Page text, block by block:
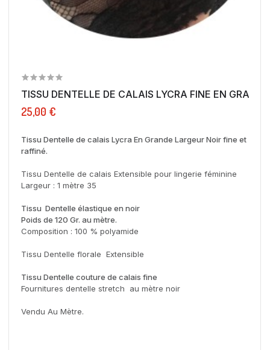
TISSU DENTELLE DE CALAIS LYCRA FINE EN
25,00 €
Tissu Dentelle de calais Lycra En Grande Largeur Noir fine et
raffiné.
Tissu Dentelle de calais Extensible pour lingerie féminine
Largeur : 1 mètre 35
Tissu Dentelle élastique en noir
Poids de 120 Gr. au mètre.
Composition : 100 % polyamide
Tissu Dentelle florale Extensible
Tissu Dentelle couture de calais fine
Fournitures dentelle stretch au mètre noir
Vendu Au Mètre.